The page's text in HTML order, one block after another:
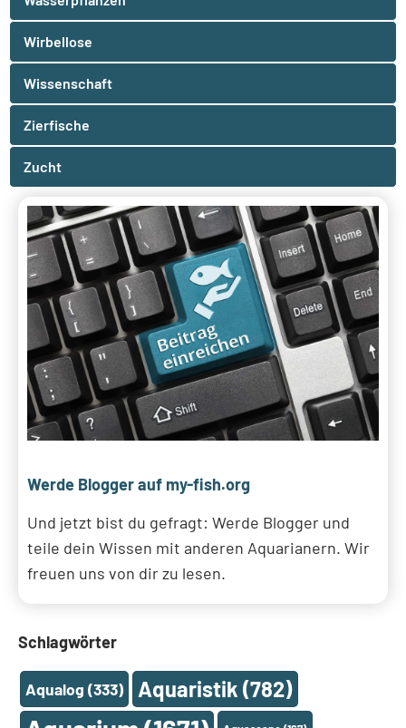
Wirbellose
Wissenschaft
Zierfische
Zucht
Werde Blogger auf my-fish.org
Und jetzt bist du gefragt: Werde Blogger und
teile dein Wissen mit anderen Aquarianern. Wir
freuen uns von dir zu lesen.
Schlagwörter
Aqualog (333) Aquaristik (782)